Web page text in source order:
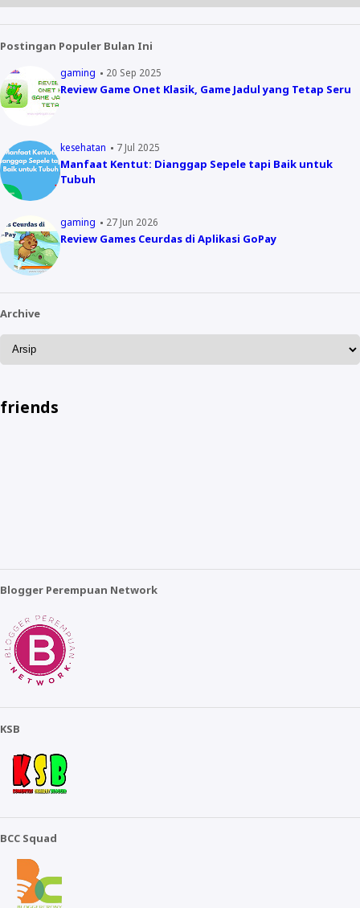
Postingan Populer Bulan Ini
gaming 20 Sep 2025
Review Game Onet Klasik, Game Jadul yang Tetap Seru
kesehatan 7 Jul 2025
Manfaat Kentut: Dianggap Sepele tapi Baik untuk
Tubuh
gaming 27 Jun 2026
Review Games Ceurdas di Aplikasi GoPay
Archive
friends
Blogger Perempuan Network
KSB
BCC Squad